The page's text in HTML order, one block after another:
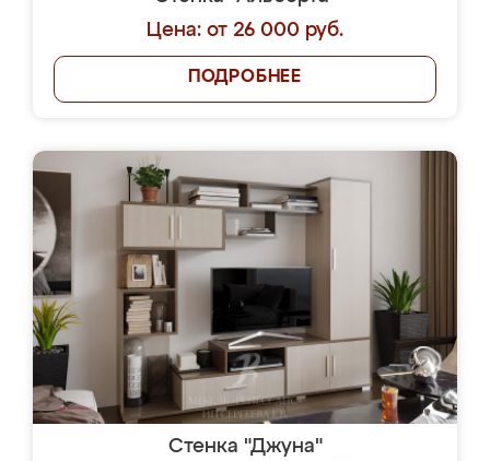
Цена: от 26 000 руб.
ПОДРОБНЕЕ
Стенка "Джуна"